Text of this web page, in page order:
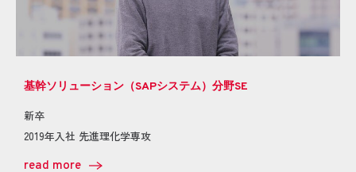
基幹ソリューション（SAPシステム）分野SE
新卒
2019年入社 先進理化学専攻
read more